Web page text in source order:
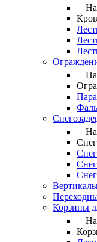
Корзины